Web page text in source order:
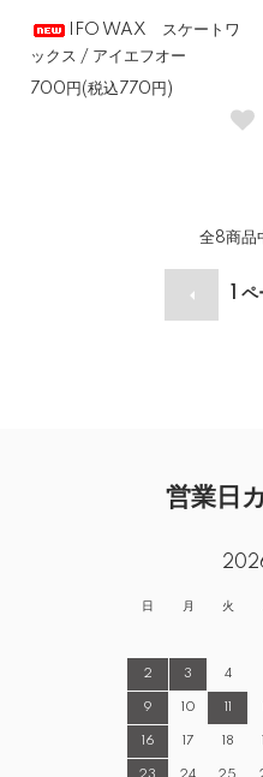
IFO WAX スケートワ
ックス / アイエフオー
700円(税込770円)
全8商品
ペ
営業日
日 月 火
2 3 4
9 10 11
16 17 18